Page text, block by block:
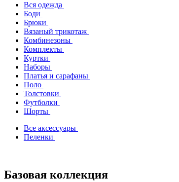
Вся одежда
Боди
Брюки
Вязаный трикотаж
Комбинезоны
Комплекты
Куртки
Наборы
Платья и сарафаны
Поло
Толстовки
Футболки
Шорты
Все аксессуары
Пеленки
Базовая коллекция